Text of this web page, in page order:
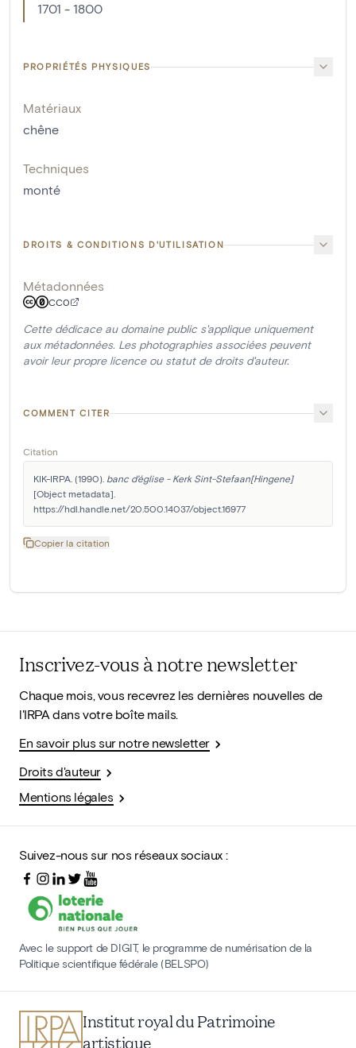
1701 - 1800
PROPRIÉTÉS PHYSIQUES
Matériaux
chêne
Techniques
monté
DROITS & CONDITIONS D'UTILISATION
Métadonnées
CC0
Cette dédicace au domaine public s'applique uniquement
aux métadonnées. Les photographies associées peuvent
avoir leur propre licence ou statut de droits d'auteur.
COMMENT CITER
Citation
KIK-IRPA. (1990). banc d'église - Kerk Sint-Stefaan[Hingene]
[Object metadata].
https://hdl.handle.net/20.500.14037/object.16977
Copier la citation
Inscrivez-vous à notre newsletter
Chaque mois, vous recevrez les dernières nouvelles de
l'IRPA dans votre boîte mails.
En savoir plus sur notre newsletter
Droits d'auteur
Mentions légales
Suivez-nous sur nos réseaux sociaux :
Avec le support de DIGIT, le programme de numérisation de la
Politique scientifique fédérale (BELSPO)
Institut royal du Patrimoine
artistique